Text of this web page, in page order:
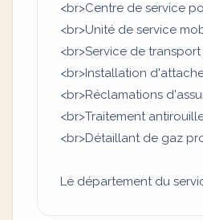
<br>Centre de service
<br>Unité de service
<br>Service de
<br>Installation
<br>Réclamations
<br>Traitement
<br>Détaillant de gaz
Le département du